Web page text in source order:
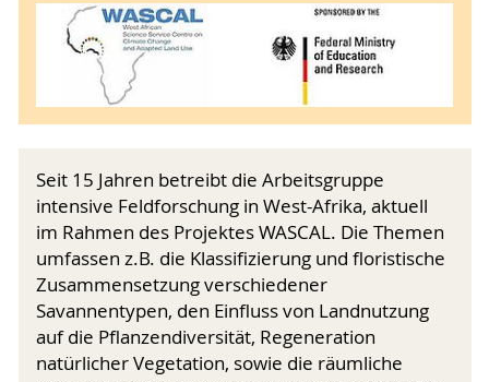
Seit 15 Jahren betreibt die Arbeitsgruppe
intensive Feldforschung in West-Afrika, aktuell
im Rahmen des Projektes WASCAL. Die Themen
umfassen z.B. die Klassifizierung und floristische
Zusammensetzung verschiedener
Savannentypen, den Einfluss von Landnutzung
auf die Pflanzendiversität, Regeneration
natürlicher Vegetation, sowie die räumliche